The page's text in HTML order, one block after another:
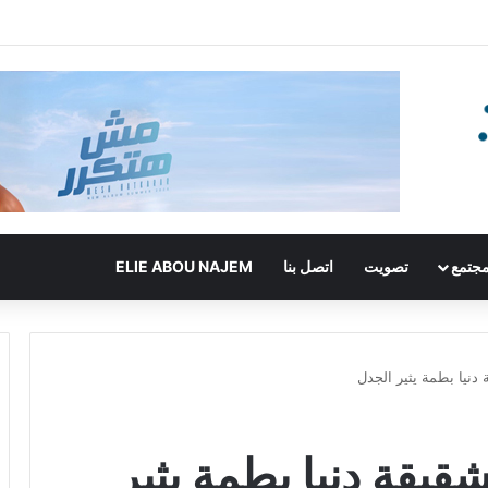
مجتمع تصويت اتصل بنا ELIE ABOU NAJEM
بطمة يثير الجدل
دنيا بطمة يثير